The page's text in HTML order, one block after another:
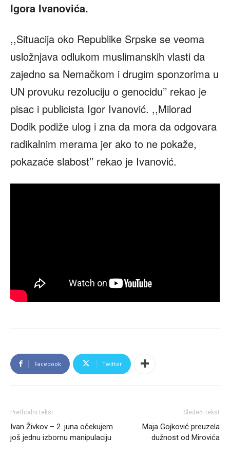
Igora Ivanovića.
,,Situacija oko Republike Srpske se veoma
usložnjava odlukom muslimanskih vlasti da
zajedno sa Nemačkom i drugim sponzorima u
UN provuku rezoluciju o genocidu’’ rekao je
pisac i publicista Igor Ivanović. ,,Milorad
Dodik podiže ulog i zna da mora da odgovara
radikalnim merama jer ako to ne pokaže,
pokazaće slabost’’ rekao je Ivanović.
Facebook Twitter
Prethodni tekst
Ivan Živkov – 2. juna očekujem
još jednu izbornu manipulaciju
Sledeći tekst
Maja Gojković preuzela
dužnost od Mirovića